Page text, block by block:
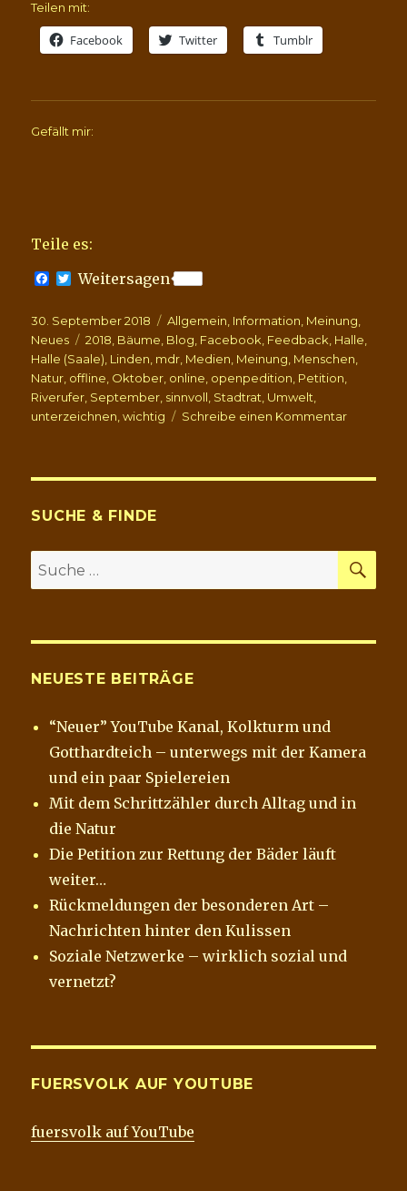
Teilen mit:
Facebook Twitter Tumblr
Gefällt mir:
Teile es:
F
e
b
o
o
k
T
t
t
e
r
Weitersagen
Veröffentlicht
am
30. September 2018 Kategorien
Allgemein Information Meinung
Neues
Schlagwörter
2018 Bäume Blog Facebook Feedback Halle
Halle (Saale) Linden mdr Medien Meinung Menschen
Natur offline Oktober online openpedition Petition
Riverufer September sinnvoll Stadtrat Umwelt
unterzeichnen ,wichtig Schreibe einen Kommentarzu
am
Riveufer
SUCHE & FINDE
Suche
nach:
NEUESTE BEITRÄGE
“Neuer” YouTube Kanal, Kolkturm und
Gotthardteich – unterwegs mit der Kamera
und ein paar Spielereien
Mit dem Schrittzähler durch Alltag und in
die Natur
Die Petition zur Rettung der Bäder läuft
weiter…
Rückmeldungen der besonderen Art –
Nachrichten hinter den Kulissen
Soziale Netzwerke – wirklich sozial und
vernetzt?
FUERSVOLK AUF YOUTUBE
fuersvolk auf YouTube